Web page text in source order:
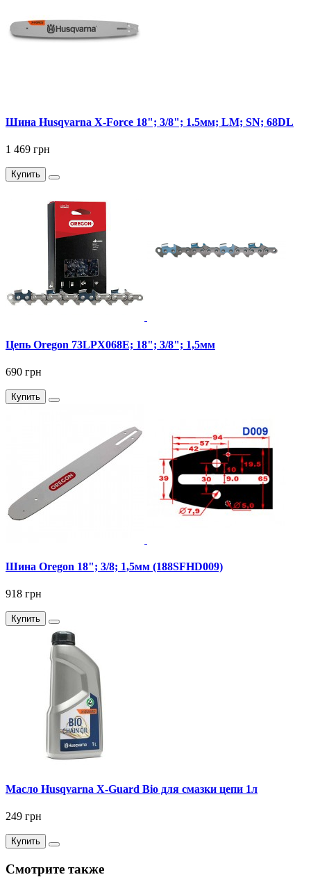
Шина Husqvarna X-Force 18"; 3/8"; 1.5мм; LM; SN; 68DL
1 469 грн
Купить
Цепь Oregon 73LPX068E; 18"; 3/8"; 1,5мм
690 грн
Купить
Шина Oregon 18"; 3/8; 1,5мм (188SFHD009)
918 грн
Купить
Масло Husqvarna X-Guard Bio для смазки цепи 1л
249 грн
Купить
Смотрите также